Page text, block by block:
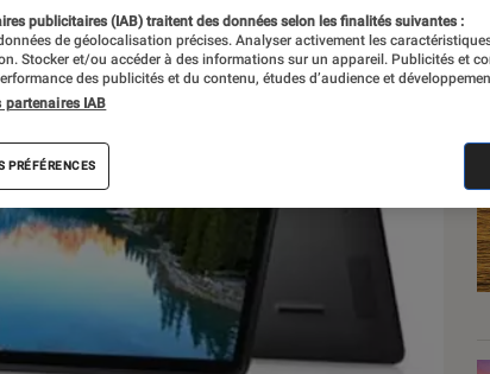
publicitaires (IAB) traitent des données selon les finalités suivantes :
de géolocalisation précises. Analyser activement les
Stocker et/ou accéder à des informations sur un appareil. Publicités et
des publicités et du contenu, études d’audience et
partenaires IAB
PRÉFÉRENCES